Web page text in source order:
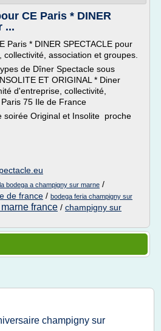
CE Paris * DINER
...
Paris * DINER SPECTACLE pour
association et groupes.
de Dîner Spectacle sous
ET ORIGINAL * Diner
d'entreprise, collectivité,
75 Ile de France
soirée Original et Insolite proche
bodega a champigny sur marne /
de france / bodega feria champigny sur
france / champigny sur
champigny sur